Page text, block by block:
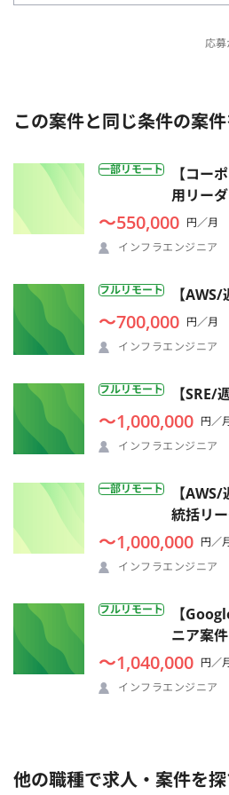
応募
この案件と同じ条件の案
一部リモート
【コー
用リー
〜550,000 円／月
インフラエンジニア
フルリモート 【
〜700,000 円／月
インフラエンジニア
フルリモート 【
〜1,000,000 円／
インフラエンジニア
一部リモート
【
統括リ
〜1,000,000 円／
インフラエンジニア
フルリモート
【
ニア案件
〜1,040,000 円／
インフラエンジニア
他の職種で求人・案件を